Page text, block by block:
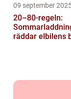
09 september
20–80-regeln:
räddar elbilens